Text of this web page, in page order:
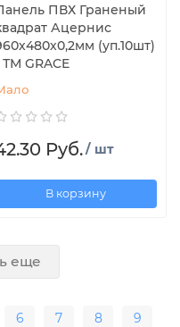
ПВХ Граненый
Ацернис
(уп.10шт)
ТМ GRACE
Руб./ шт
В корзину
еще
6 7 8 9